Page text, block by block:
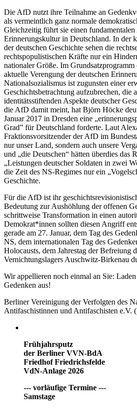
Die AfD nutzt ihre Teilnahme an
als vermeintlich ganz normale
Gleichzeitig führt sie einen
Erinnerungskultur in Deutschland. In der
der deutschen Geschichte sehen die
rechtspopulistischen Kräfte nur ein
nationaler Größe. Im
aktuelle Verengung der deutschen
Nationalsozialismus ist zugunsten einer
Geschichtsbetrachtung aufzubrechen, die
identitätsstiftenden Aspekte deutscher
die AfD damit meint, hat Björn Höcke
Januar 2017 in Dresden eine
Grad” für Deutschland forderte. Laut
Fraktionsvorsitzender der AfD im
nur unser Land, sondern auch unsere
und „die Deutschen“ hätten überdies das
„Leistungen deutscher Soldaten in zwei
die Zeit des NS-Regimes nur ein
Geschichte.
Für die AfD ist ihr
Bedeutung zur Aushöhlung der offenen
schrittweise Transformation in einen
Demokrat*innen sollten diesen Angriff
gerade am 27. Januar, dem Tag des
NS, dem internationalen Tag des
Holocausts, dem Jahrestag der Befreiung
Vernichtungslagers Auschwitz-Birkenau
Wir appellieren noch einmal an Sie:
Gedenken aus!
Berliner Vereinigung der Verfolgten des
Antifaschistinnen und Antifaschisten
Frühjahrsputz
der Berliner VVN-BdA
Friedhof Friedrichsfelde
VdN-Anlage 2026
--- vorläufige Termine ---
Samstage